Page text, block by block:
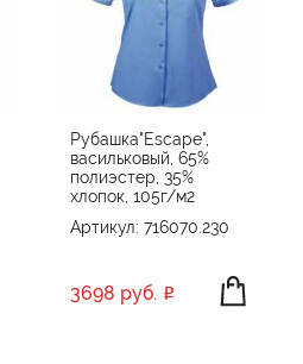
Рубашка"Escape",
васильковый, 65%
полиэстер, 35%
хлопок, 105г/м2
Артикул: 716070.230
3698 руб.